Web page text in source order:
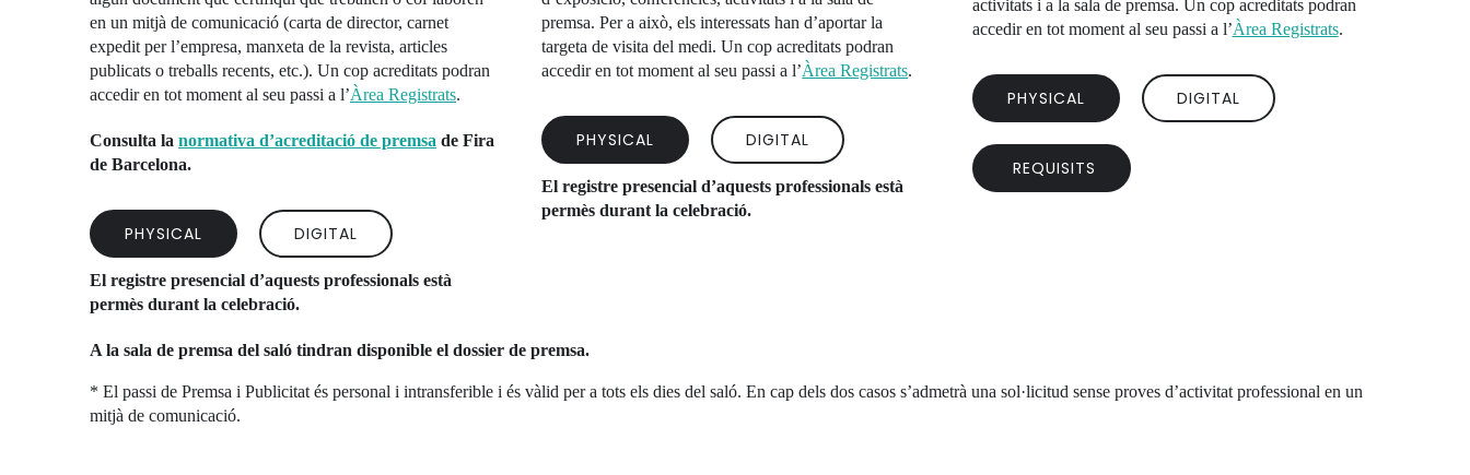
en un mitjà de comunicació (carta de director, carnet
expedit per l’empresa, manxeta de la revista, articles
publicats o treballs recents, etc.). Un cop acreditats podran
accedir en tot moment al seu passi a l’Àrea Registrats.
Consulta la normativa d’acreditació de premsa de Fira
de Barcelona.
PHYSICAL DIGITAL
El registre presencial d’aquests professionals està
permès durant la celebració.
premsa. Per a això, els interessats han d’aportar la
targeta de visita del medi. Un cop acreditats podran
accedir en tot moment al seu passi a l’Àrea Registrats.
PHYSICAL DIGITAL
El registre presencial d’aquests professionals està
permès durant la celebració.
activitats i a la sala de premsa. Un cop acreditats podran
accedir en tot moment al seu passi a l’Àrea Registrats.
PHYSICAL DIGITAL
REQUISITS
A la sala de premsa del saló tindran disponible el dossier de premsa.
* El passi de Premsa i Publicitat és personal i intransferible i és vàlid per a tots els dies del saló. En cap dels dos casos s’admetrà una sol·licitud sense proves d’activitat professional en un
mitjà de comunicació.